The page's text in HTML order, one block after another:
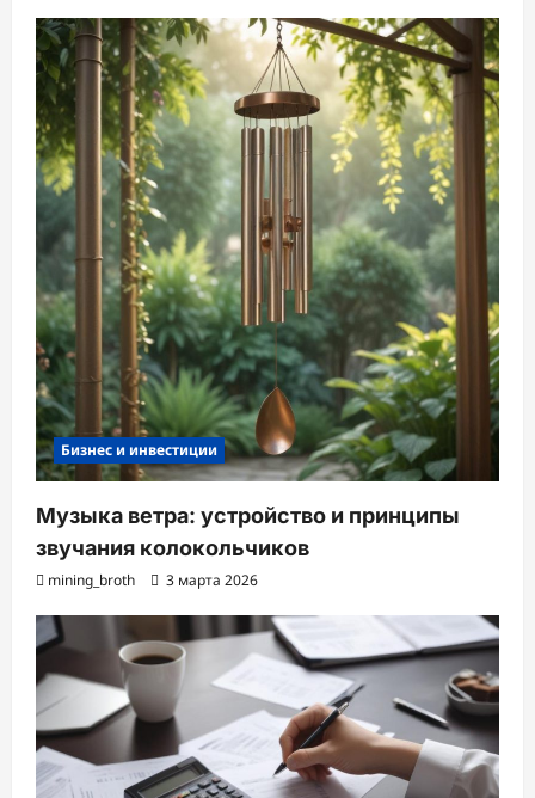
Бизнес и инвестиции
Музыка ветра: устройство и принципы
звучания колокольчиков
mining_broth 3 марта 2026